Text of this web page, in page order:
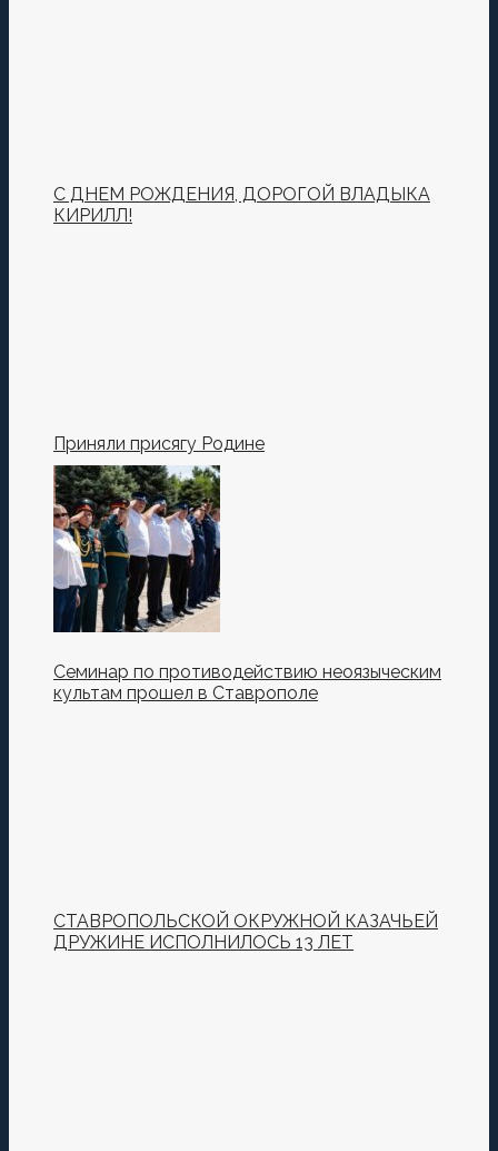
С ДНЕМ РОЖДЕНИЯ, ДОРОГОЙ ВЛАДЫКА
КИРИЛЛ!
Приняли присягу Родине
Семинар по противодействию неоязыческим
культам прошел в Ставрополе
СТАВРОПОЛЬСКОЙ ОКРУЖНОЙ КАЗАЧЬЕЙ
ДРУЖИНЕ ИСПОЛНИЛОСЬ 13 ЛЕТ